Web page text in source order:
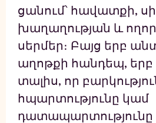
ցանում՝ հավատքի,
խաղաղության և
սերմեր։ Բայց երբ
աղոթքի հանդեպ, երբ
տալիս, որ
հպարտությունը կամ
դատապարտությունը